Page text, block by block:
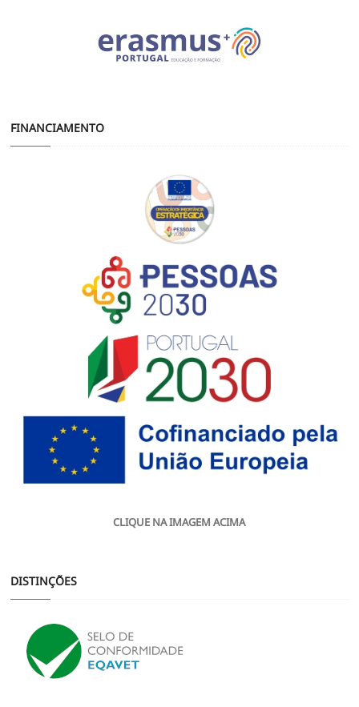
FINANCIAMENTO
CLIQUE NA IMAGEM ACIMA
DISTINÇÕES